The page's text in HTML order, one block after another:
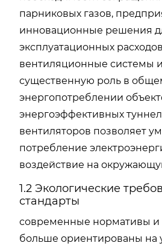
парниковых газов,
инновационные решения
эксплуатационных
вентиляционные системы
существенную роль в
энергопотреблении
энергоэффективных
вентиляторов позволяет
потребление
воздействие на
1.2 Экологические
стандарты
современные нормативы и
больше ориентированы на